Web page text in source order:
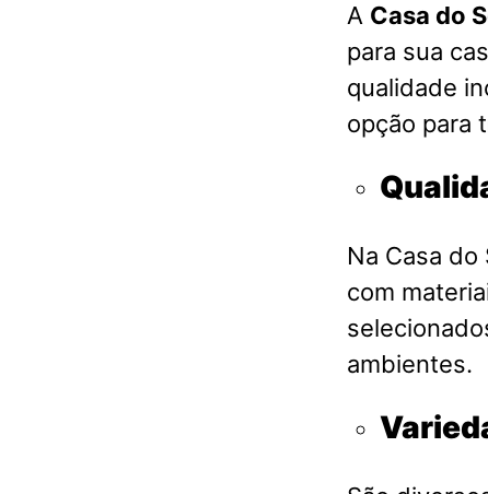
A Casa do
para sua
qualidade
opção para
Na Casa
com
ambientes.